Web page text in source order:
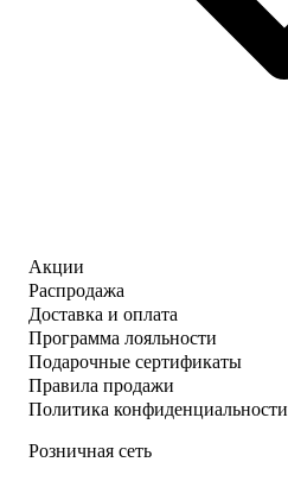
Акции
Распродажа
Доставка и оплата
Программа лояльности
Подарочные сертификаты
Правила продажи
Политика конфиденциальности
Розничная сеть